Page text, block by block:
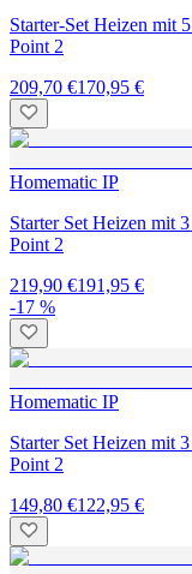
Starter-Set Heizen mit
Point 2
209,70 €170,95 €
Homematic IP
Starter Set Heizen mit
Point 2
219,90 €191,95 €
-17 %
Homematic IP
Starter Set Heizen mit
Point 2
149,80 €122,95 €